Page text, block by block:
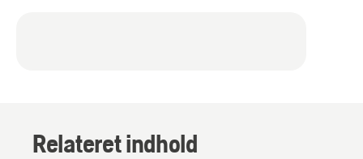
Relateret indhold